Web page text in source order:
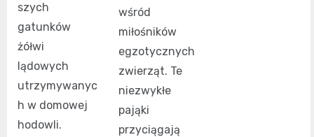
szych
gatunków
żółwi
lądowych
utrzymywanyc
h w domowej
hodowli.
wśród
miłośników
egzotycznych
zwierząt. Te
niezwykłe
pająki
przyciągają